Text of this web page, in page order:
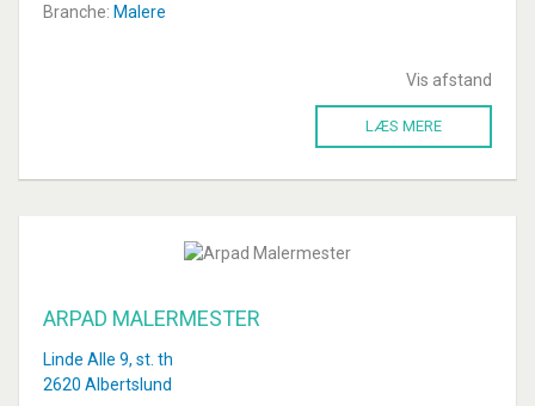
Branche: Malere
Vis afstand
LÆS MERE
ARPAD MALERMESTER
Linde Alle 9, st. th
2620 Albertslund